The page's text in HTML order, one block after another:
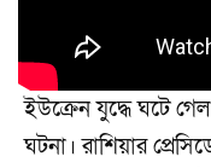
ইউক্রেন যুদ্ধে ঘটে
ঘটনা। রাশিয়ার